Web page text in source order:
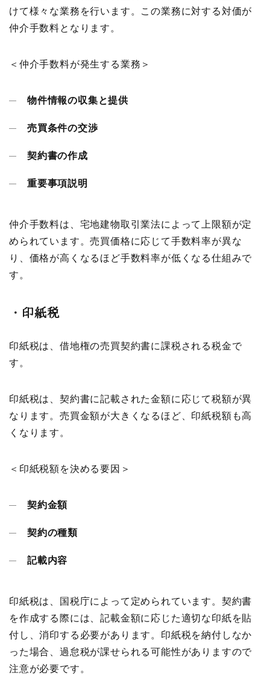
けて様々な業務を行います。この業務に対する対価が
仲介手数料となります。
＜仲介手数料が発生する業務＞
物件情報の収集と提供
売買条件の交渉
契約書の作成
重要事項説明
仲介手数料は、宅地建物取引業法によって上限額が定
められています。売買価格に応じて手数料率が異な
り、価格が高くなるほど手数料率が低くなる仕組みで
す。
・ 印紙税
印紙税は、借地権の売買契約書に課税される税金で
す。
印紙税は、契約書に記載された金額に応じて税額が異
なります。売買金額が大きくなるほど、印紙税額も高
くなります。
＜印紙税額を決める要因＞
契約金額
契約の種類
記載内容
印紙税は、国税庁によって定められています。契約書
を作成する際には、記載金額に応じた適切な印紙を貼
付し、消印する必要があります。印紙税を納付しなか
った場合、過怠税が課せられる可能性がありますので
注意が必要です。